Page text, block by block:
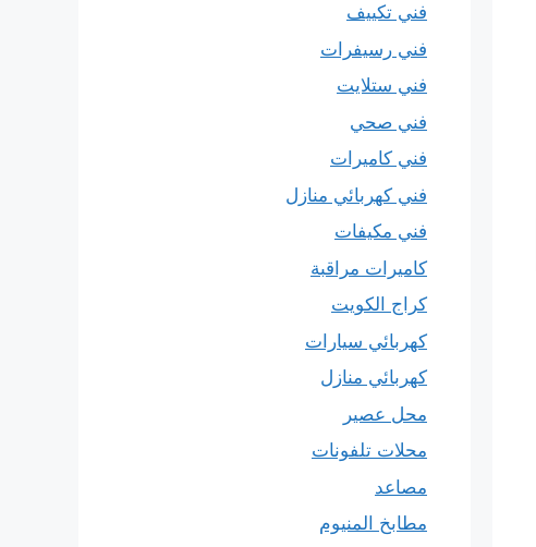
فني تكييف
فني رسيفرات
فني ستلايت
فني صحي
فني كاميرات
فني كهربائي منازل
فني مكيفات
كاميرات مراقبة
كراج الكويت
كهربائي سيارات
كهربائي منازل
محل عصير
محلات تلفونات
مصاعد
مطابخ المنيوم